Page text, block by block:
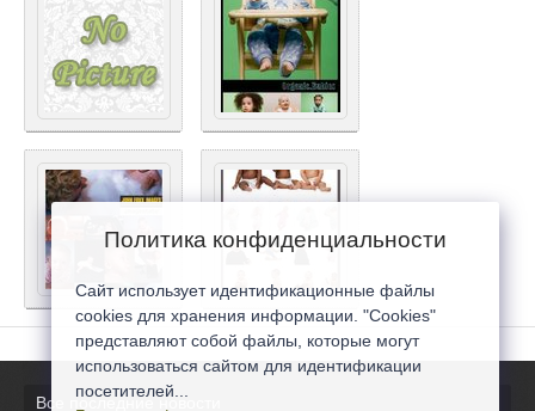
Все последние новости
Политика конфиденциальности
Сайт использует идентификационные файлы
cookies для хранения информации. "Cookies"
представляют собой файлы, которые могут
использоваться сайтом для идентификации
посетителей...